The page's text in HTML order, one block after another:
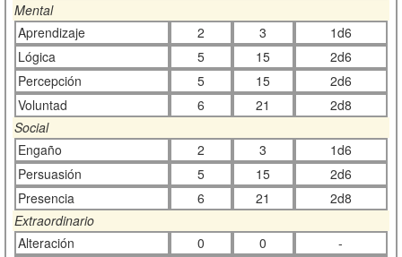
Mental
Aprendizaje
2 3
1d6
Lógica
5 15
2d6
Percepción
5 15
2d6
Voluntad
6 21
2d8
Social
Engaño
2 3
1d6
Persuasión
5 15
2d6
Presencia
6 21
2d8
Extraordinario
Alteración
0 0
-